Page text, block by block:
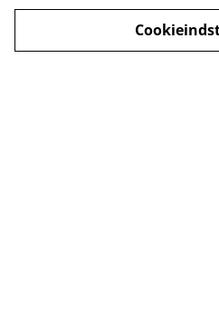
Kontakt os
Betingelser